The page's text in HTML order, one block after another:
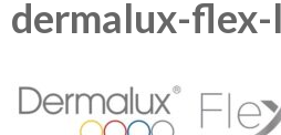
dermalux-flex-